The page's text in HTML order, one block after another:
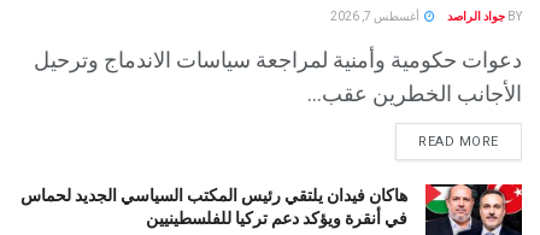
BY جواد الراصد أغسطس 7, 2026
دعوات حكومية وأمنية لمراجعة سياسات الاندماج وترحيل
الأجانب الخطرين عقب...
READ MORE
هاكان فيدان يلتقي رئيس المكتب السياسي الجديد لحماس
في أنقرة ويؤكد دعم تركيا للفلسطينيين